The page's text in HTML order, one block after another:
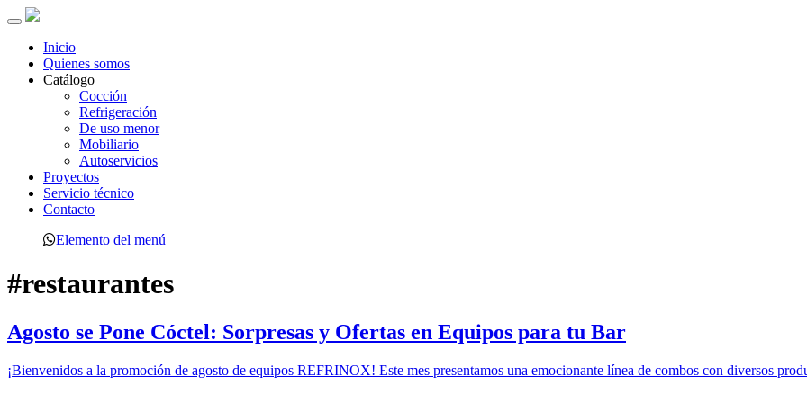
Toggle
navigation
Inicio
Quienes somos
Catálogo
Cocción
Refrigeración
De uso menor
Mobiliario
Autoservicios
Proyectos
Servicio técnico
Contacto
Elemento del menú
#restaurantes
Agosto se Pone Cóctel: Sorpresas y Ofertas en Equipos para tu Bar
¡Bienvenidos a la promoción de agosto de equipos REFRINOX! Este mes presentamos una emocionante línea de combos con diversos